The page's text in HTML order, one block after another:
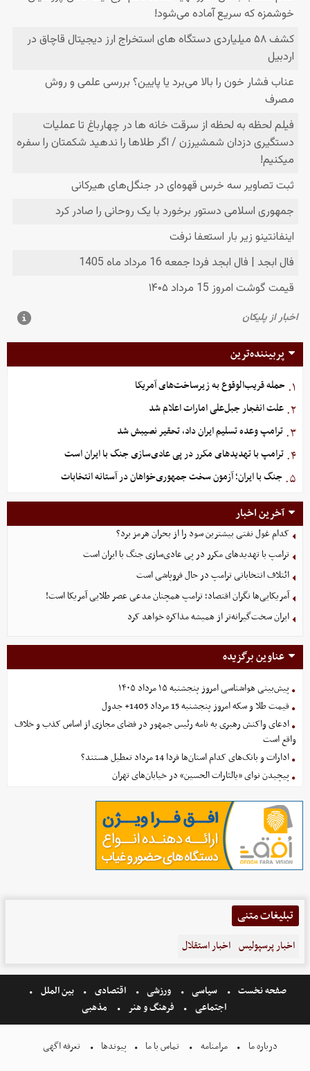
پربیننده‌ترین
۱. حمله قریب‌الوقوع به زیرساخت‌های آمریکا
۲. علت انفجار جبل‌علی امارات اعلام شد
۳. ترامپ وعده تسلیم ایران داد، تحقیر نصیبش شد
۴. ترامپ با تهدیدهای مکرر در پی عادی‌سازی جنگ با ایران است
۵. جنگ با ایران؛ آزمون سخت جمهوری‌خواهان در آستانه انتخابات
آخرین اخبار
کدام غول نفتی بیشترین سود را از بحران هرمز برد؟
ترامپ با تهدیدهای مکرر در پی عادی‌سازی جنگ با ایران است
ائتلاف انتخاباتی ترامپ در حال فروپاشی است
آمریکایی‌ها نگران اقتصاد؛ ترامپ همچنان مدعی عصر طلایی آمریکا است!
ایران سخت‌گیرانه‌تر از همیشه مذاکره خواهد کرد
عناوین برگزیده
پیش‌بینی هواشناسی امروز پنجشنبه ۱۵ مرداد ۱۴۰۵
قیمت طلا و سکه امروز پنجشنبه 15 مرداد 1405+ جدول
ادعای واکنش رهبری به نامه رئیس جمهور در فضای مجازی از اساس کذب و خلاف
واقع است
ادارات و بانک‌های کدام استان‌ها فردا 14 مرداد تعطیل هستند؟
پیچیدن نوای «یالثارات الحسین» در خیابان‌های تهران
تبلیغات متنی
اخبار پرسپولیس اخبار استقلال
صفحه نخست سیاسی ورزشی اقتصادی
بین الملل
اجتماعی
فرهنگ و هنر مذهبی
درباره ما مرامنامه تماس با ما پیوندها تعرفه اگهی